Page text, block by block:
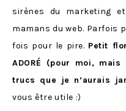
sirènes du marketing
mamans du web. Parfois
fois pour le pire. Petit
ADORÉ (pour moi,
trucs que je n’aurais
vous être utile :)